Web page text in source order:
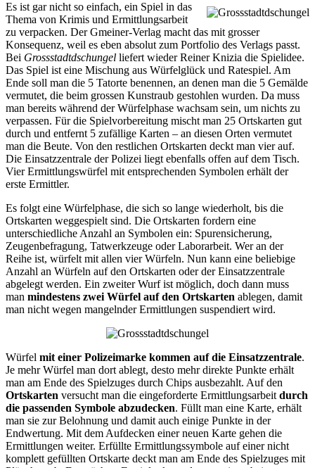
Es ist gar nicht so einfach, ein Spiel in das
Thema von Krimis und Ermittlungsarbeit
zu verpacken. Der Gmeiner-Verlag macht das mit grosser
Konsequenz, weil es eben absolut zum Portfolio des Verlags passt.
Bei Grossstadtdschungel liefert wieder Reiner Knizia die Spielidee.
Das Spiel ist eine Mischung aus Würfelglück und Ratespiel. Am
Ende soll man die 5 Tatorte benennen, an denen man die 5 Gemälde
vermutet, die beim grossen Kunstraub gestohlen wurden. Da muss
man bereits während der Würfelphase wachsam sein, um nichts zu
verpassen. Für die Spielvorbereitung mischt man 25 Ortskarten gut
durch und entfernt 5 zufällige Karten – an diesen Orten vermutet
man die Beute. Von den restlichen Ortskarten deckt man vier auf.
Die Einsatzzentrale der Polizei liegt ebenfalls offen auf dem Tisch.
Vier Ermittlungswürfel mit entsprechenden Symbolen erhält der
erste Ermittler.
Es folgt eine Würfelphase, die sich so lange wiederholt, bis die
Ortskarten weggespielt sind. Die Ortskarten fordern eine
unterschiedliche Anzahl an Symbolen ein: Spurensicherung,
Zeugenbefragung, Tatwerkzeuge oder Laborarbeit. Wer an der
Reihe ist, würfelt mit allen vier Würfeln. Nun kann eine beliebige
Anzahl an Würfeln auf den Ortskarten oder der Einsatzzentrale
abgelegt werden. Ein zweiter Wurf ist möglich, doch dann muss
man mindestens zwei Würfel auf den Ortskarten ablegen, damit
man nicht wegen mangelnder Ermittlungen suspendiert wird.
Würfel mit einer Polizeimarke kommen auf die Einsatzzentrale.
Je mehr Würfel man dort ablegt, desto mehr direkte Punkte erhält
man am Ende des Spielzuges durch Chips ausbezahlt. Auf den
Ortskarten versucht man die eingeforderte Ermittlungsarbeitdurch
die passenden Symbole abzudecken. Füllt man eine Karte, erhält
man sie zur Belohnung und damit auch einige Punkte in der
Endwertung. Mit dem Aufdecken einer neuen Karte gehen die
Ermittlungen weiter. Erfüllte Ermittlungssymbole auf einer nicht
komplett gefüllten Ortskarte deckt man am Ende des Spielzuges mit